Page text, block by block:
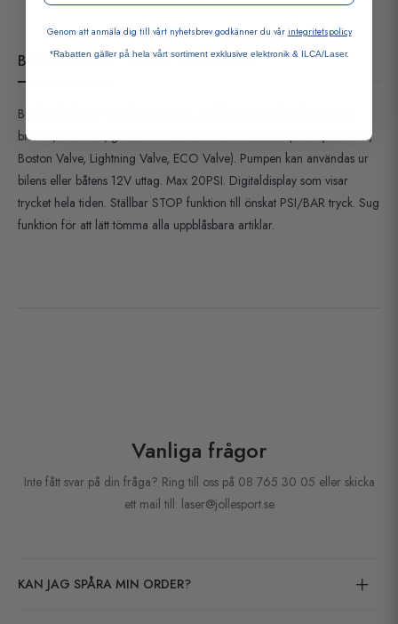
BESKRIVNING FRAKT OCH RETUR
Black Island SUP & Rib pump 12V. 5 olika munstycken för tex SUP
brädor, towables, gummibåtar och badleksaker mm. (Halkey Roberts,
Boston Valve, Lightning Valve, ECO Valve). Pumpen kan användas ur
bilens eller båtens 12V uttag. Max 20PSI. Digitaldisplay som visar
trycket hela tiden. Ställbar STOP funktion till önskat PSI/BAR tryck. Sug
funktion för att lätt tömma alla uppblåsbara artiklar.
Vanliga frågor
Inte fått svar på din fråga? Ring till oss på 08 765 30 05 eller skicka
ett mail till: laser@jollesport.se
KAN JAG SPÅRA MIN ORDER?
Genom att anmäla dig till vårt nyhetsbrev godkänner du vår integritetspolicy
*Rabatten gäller på hela vårt sortiment exklusive elektronik & ILCA/Laser.